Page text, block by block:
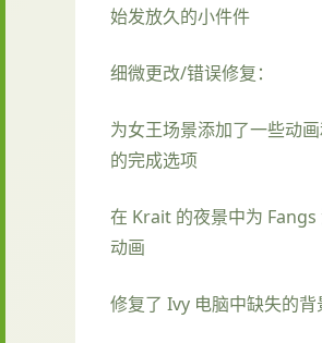
始发放久的小件件
细微更改/错误修复：
为女王场景添加了一些动
的完成选项
在 Krait 的夜景中为 Fangs
动画
修复了 Ivy 电脑中缺失的背